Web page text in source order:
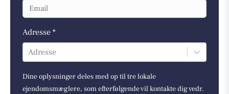
Adresse *
Adresse
Dine oplysninger deles med op til tre lokale
ejendomsmæglere, som efterfølgende vil kontakte dig vedr.